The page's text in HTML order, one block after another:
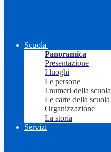
Scuola
Panoramica
Presentazione
I luoghi
Le persone
I numeri della scuola
Le carte della scuola
Organizzazione
La storia
Servizi